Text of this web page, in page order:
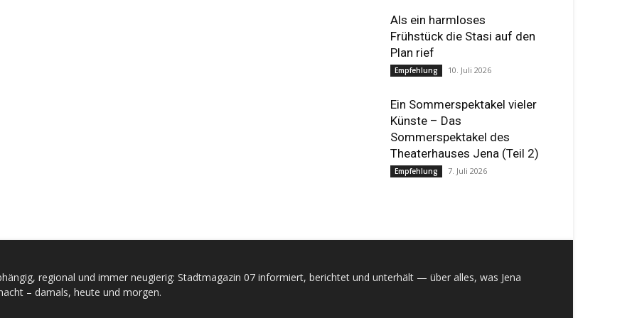
Als ein harmloses
Frühstück die Stasi auf den
Plan rief
Empfehlung 10. Juli 2026
Ein Sommerspektakel vieler
Künste – Das
Sommerspektakel des
Theaterhauses Jena (Teil 2)
Empfehlung 7. Juli 2026
regional und immer neugierig: Stadtmagazin 07 informiert, berichtet und unterhält — über alles, was Jena
– damals, heute und morgen.